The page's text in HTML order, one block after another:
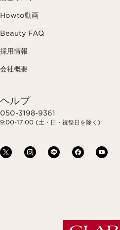
Howto動画
Beauty FAQ
採用情報
会社概要
ヘルプ
050-3198-9361
9:00-17:00 (土・日・祝祭日を除く)